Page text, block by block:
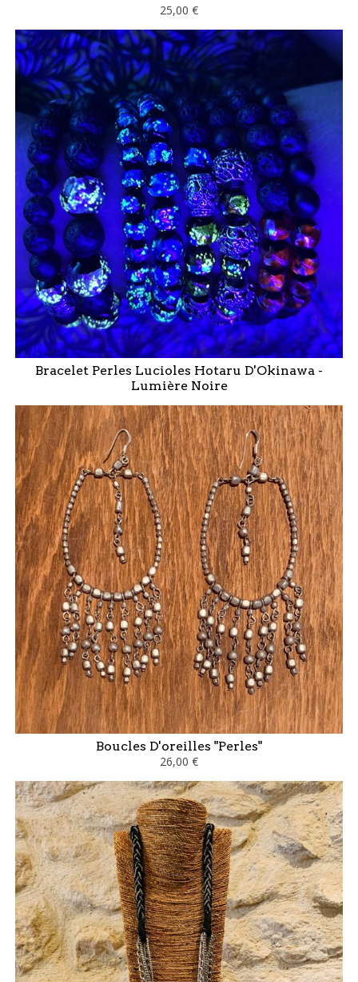
25,00 €
Bracelet Perles Lucioles Hotaru D'Okinawa -
Lumière Noire
Boucles D'oreilles "Perles"
26,00 €